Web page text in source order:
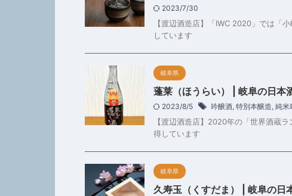
2023/7/30
【渡辺酒造店】「IWC 2020」では「
しています
岐阜県
蓬莱（ほうらい） | 岐阜の日本
2023/8/5 吟醸酒, 特別本醸造, 純米
【渡辺酒造店】2020年の「世界酒蔵
得しています
岐阜県
久寿玉（くすだま） | 岐阜の日